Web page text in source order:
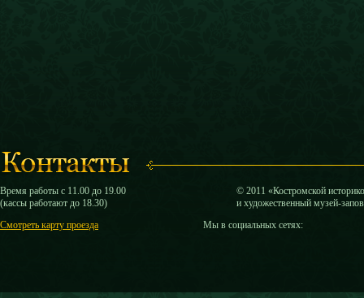
Время работы с 11.00 до 19.00
(кассы работают до 18.30)
Смотреть карту проезда
© 2011 «Костромской
и художественный музей-
Мы в социальных сетях: